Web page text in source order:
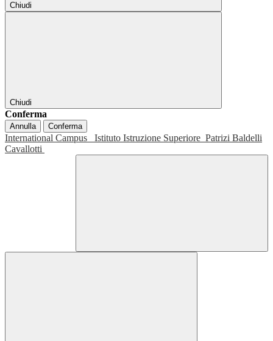
Chiudi
Chiudi
Conferma
Annulla Conferma
International Campus Istituto Istruzione Superiore Patrizi Baldelli
Cavallotti